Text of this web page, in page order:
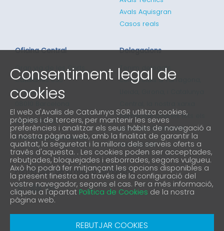
Avals Aquisgran
Casos reals
Oficina Central
Gran via de les Corts
Catalanes 635
4ª planta
93 298 02 60
informacio@avalis.cat
Delegacions
Tenim delegats
comercials a Tarragona,
comercial cobreix tots els
punts de Catalunya
901 900 214
Forma part de la nostra comunitat
Consentiment legal de
cookies
El web d'Avalis de Catalunya SGR utilitza cookies,
pròpies i de tercers, per mantenir les seves
preferències i analitzar els seus hàbits de navegació a
la nostra pàgina web, amb la finalitat de garantir la
qualitat, la seguretat i la millora dels serveis oferts a
través d'aquesta. . Les cookies poden ser acceptades,
rebutjades, bloquejades i esborrades, segons vulgueu.
Això ho podrà fer mitjançant les opcions disponibles a
la present finestra oa través de la configuració del
vostre navegador, segons el cas. Per a més informació,
cliqueu a l'apartat Politica de Cookies de la nostra
pàgina web.
REBUTJAR COOKIES